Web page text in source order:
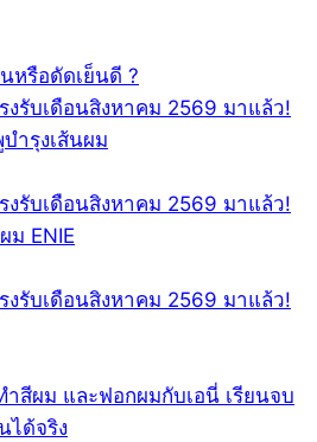
หรือดัดเย็นดี ?
งรับเดือนสิงหาคม 2569 มาแล้ว!
ำรุงเส้นผม
งรับเดือนสิงหาคม 2569 มาแล้ว!
ม ENIE
งรับเดือนสิงหาคม 2569 มาแล้ว!
ำสีผม และฟอกผมกับเอนี่ เรียนจบ
ได้จริง